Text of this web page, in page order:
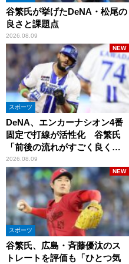
谷繁氏が挙げたDeNA・松尾の
良さと課題点
2026.08.09
スポーツ
DeNA、エンカーナシオン4番
固定で打線が活性化 谷繁氏
「前後の流れがすごく良くな
りましたね」
2026.08.09
NEW
スポーツ
谷繁氏、広島・斉藤優汰のス
トレートを評価も「ひとつ気
NEW